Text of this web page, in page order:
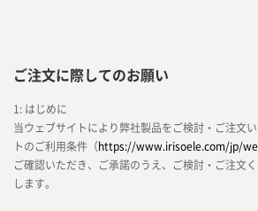
ご注文に際してのお願い
1: はじめに
当ウェブサイトにより弊社製品をご検討・ご注文
トのご利用条件（https://www.irisoele.com/jp/
ご確認いただき、ご承諾のうえ、ご検討・ご注文
します。